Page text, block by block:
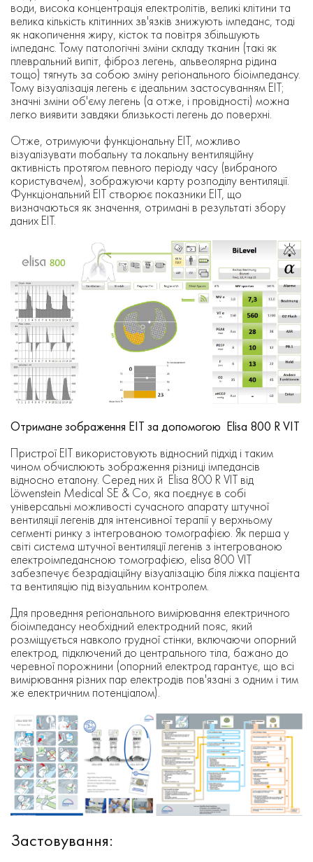
води, висока концентрація електролітів, великі клітини та
велика кількість клітинних зв'язків знижують імпеданс, тоді
як накопичення жиру, кісток та повітря збільшують
імпеданс. Тому патологічні зміни складу тканин (такі як
плевральний випіт, фіброз легень, альвеолярна рідина
тощо) тягнуть за собою зміну регіонального біоімпедансу.
Тому візуалізація легень є ідеальним застосуванням ЕІТ;
значні зміни об'єму легень (а отже, і провідності) можна
легко виявити завдяки близькості легень до поверхні.
Отже, отримуючи функціональну EIT, можливо
візуалізувати глобальну та локальну вентиляційну
активність протягом певного періоду часу (вибраного
користувачем), зображуючи карту розподілу вентиляції.
Функціональний EIT створює показники EIT, що
визначаються як значення, отримані в результаті збору
даних EIT.
Отримане зображення ЕІТ за допомогою Elisa 800 R VIT
Пристрої EIT використовують відносний підхід і таким
чином обчислюють зображення різниці імпедансів
відносно еталону. Серед них й Elisa 800 R VIT від
Löwenstein Medical SE & Co, яка поєднує в собі
універсальні можливості сучасного апарату штучної
вентиляції легенів для інтенсивної терапії у верхньому
сегменті ринку з інтегрованою томографією. Як перша у
світі система штучної вентиляції легенів з інтегрованою
електроімпедансною томографією, elisa 800 VIT
забезпечує безрадіаційну візуалізацію біля ліжка пацієнта
та вентиляцію під візуальним контролем.
Для проведння регіонального вимірювання електричного
біоімпедансу необхідний електродний пояс, який
розміщується навколо грудної стінки, включаючи опорний
електрод, підключений до центрального тіла, бажано до
черевної порожнини (опорний електрод гарантує, що всі
вимірювання різних пар електродів пов'язані з одним і тим
же електричним потенціалом).
Застовування: